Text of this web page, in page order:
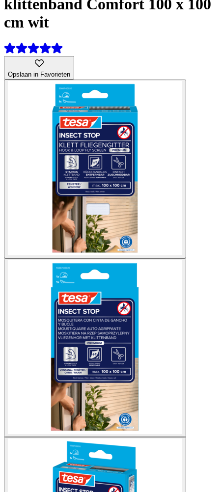
klittenband Comfort 100 x 100
cm wit
Opslaan in Favorieten